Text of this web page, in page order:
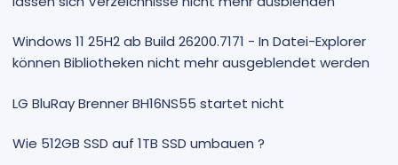
Windows 11 25H2 ab Build 26200.7171 - In Datei-Explorer
können Bibliotheken nicht mehr ausgeblendet werden
LG BluRay Brenner BH16NS55 startet nicht
Wie 512GB SSD auf 1TB SSD umbauen ?